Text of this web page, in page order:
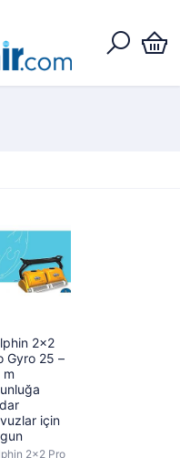
2×2
Gyro 25 –
m
için
2×2 Pro